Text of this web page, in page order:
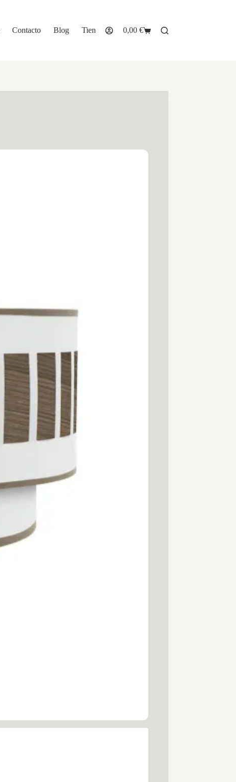
Contacto Blog Tienda
Carro
0,00 €